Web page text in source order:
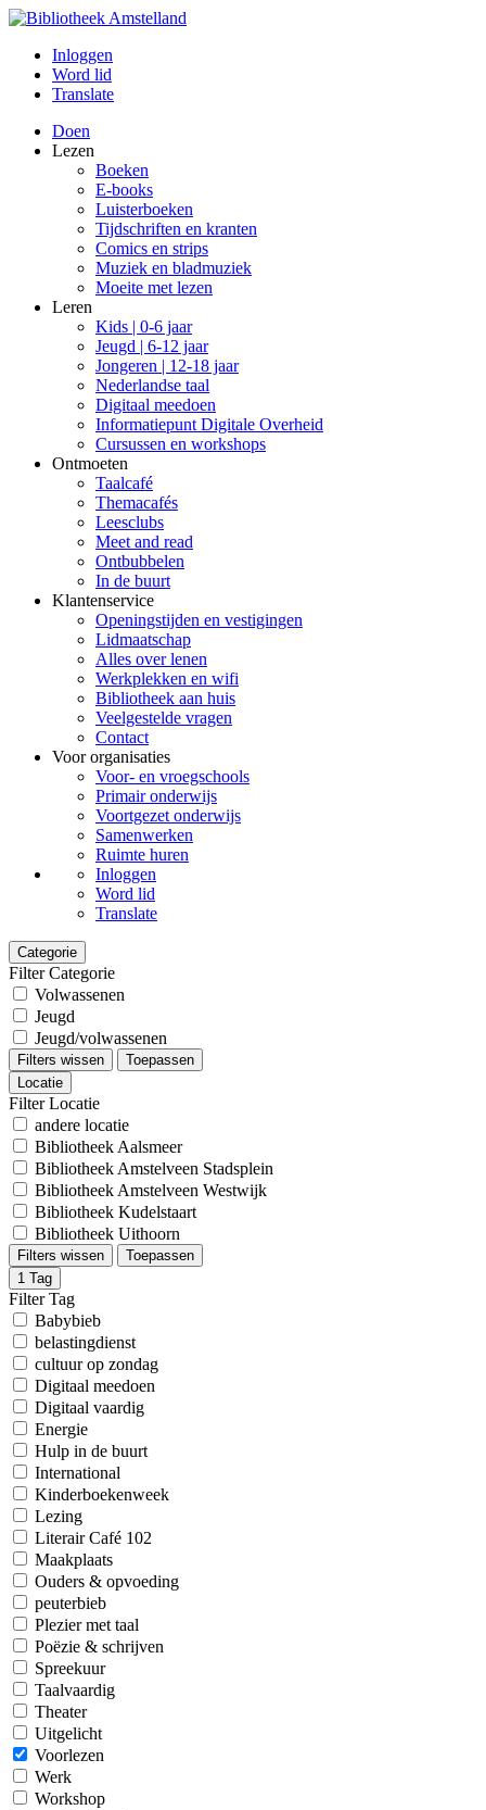
Inloggen
Word lid
Translate
Doen
Lezen
Boeken
E-books
Luisterboeken
Tijdschriften en kranten
Comics en strips
Muziek en bladmuziek
Moeite met lezen
Leren
Kids | 0-6 jaar
Jeugd | 6-12 jaar
Jongeren | 12-18 jaar
Nederlandse taal
Digitaal meedoen
Informatiepunt Digitale Overheid
Cursussen en workshops
Ontmoeten
Taalcafé
Themacafés
Leesclubs
Meet and read
Ontbubbelen
In de buurt
Klantenservice
Openingstijden en vestigingen
Lidmaatschap
Alles over lenen
Werkplekken en wifi
Bibliotheek aan huis
Veelgestelde vragen
Contact
Voor organisaties
Voor- en vroegschools
Primair onderwijs
Voortgezet onderwijs
Samenwerken
Ruimte huren
Inloggen
Word lid
Translate
Categorie
Filter Categorie
Volwassenen
Jeugd
Jeugd/volwassenen
Filters wissen
Toepassen
Locatie
Filter Locatie
andere locatie
Bibliotheek Aalsmeer
Bibliotheek Amstelveen Stadsplein
Bibliotheek Amstelveen Westwijk
Bibliotheek Kudelstaart
Bibliotheek Uithoorn
Filters wissen
Toepassen
1 Tag
Filter Tag
Babybieb
belastingdienst
cultuur op zondag
Digitaal meedoen
Digitaal vaardig
Energie
Hulp in de buurt
International
Kinderboekenweek
Lezing
Literair Café 102
Maakplaats
Ouders & opvoeding
peuterbieb
Plezier met taal
Poëzie & schrijven
Spreekuur
Taalvaardig
Theater
Uitgelicht
Voorlezen
Werk
Workshop